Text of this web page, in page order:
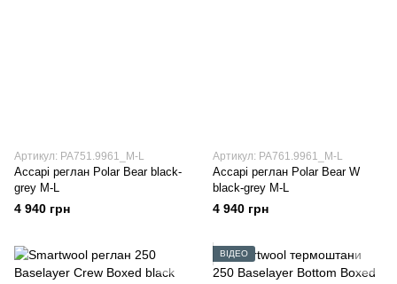
Артикул: PA751.9961_M-L
Accapi реглан Polar Bear black-
grey M-L
4 940 грн
Артикул: PA761.9961_M-L
Accapi реглан Polar Bear W
black-grey M-L
4 940 грн
ВІДЕО